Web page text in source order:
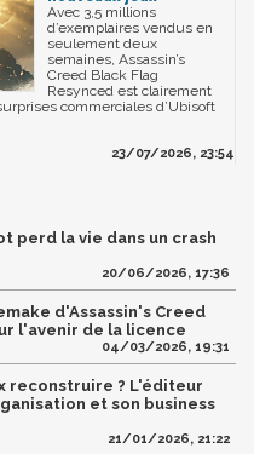
Avec 3,5 millions
d’exemplaires vendus en
seulement deux
semaines, Assassin’s
Creed Black Flag
Resynced est clairement
commerciales d’Ubisoft
23/07/2026, 23:54
perd la vie dans un crash
20/06/2026, 17:36
d'Assassin's Creed
l'avenir de la licence
04/03/2026, 19:31
reconstruire ? L'éditeur
et son business
21/01/2026, 21:22